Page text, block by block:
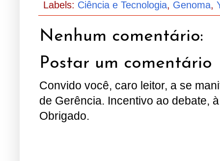
Labels: Ciência e Tecnologia, Genoma,
Nenhum comentário:
Postar um comentário
Convido você, caro leitor, a se
de Gerência. Incentivo ao debate,
Obrigado.